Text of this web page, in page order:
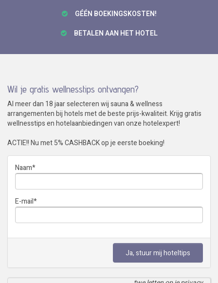
GÉÉN BOEKINGSKOSTEN!
BETALEN AAN HET HOTEL
Wil je gratis wellnesstips ontvangen?
Al meer dan 18 jaar selecteren wij sauna & wellness
arrangementen bij hotels met de beste prijs-kwaliteit. Krijg gratis
wellnesstips en hotelaanbiedingen van onze hotelexpert!
ACTIE!! Nu met 5% CASHBACK op je eerste boeking!
Naam*
E-mail*
Ja, stuur mij hoteltips